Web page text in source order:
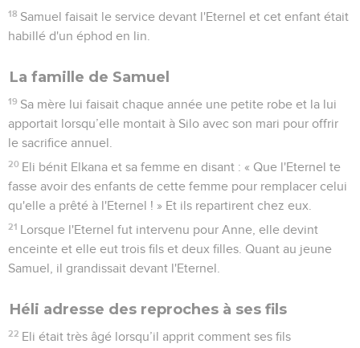
18 Samuel faisait le service devant l'Eternel et cet enfant était
habillé d'un éphod en lin.
La famille de Samuel
19 Sa mère lui faisait chaque année une petite robe et la lui
apportait lorsqu’elle montait à Silo avec son mari pour offrir
le sacrifice annuel.
20 Eli bénit Elkana et sa femme en disant : « Que l'Eternel te
fasse avoir des enfants de cette femme pour remplacer celui
qu'elle a prêté à l'Eternel ! » Et ils repartirent chez eux.
21 Lorsque l'Eternel fut intervenu pour Anne, elle devint
enceinte et elle eut trois fils et deux filles. Quant au jeune
Samuel, il grandissait devant l'Eternel.
Héli adresse des reproches à ses fils
22 Eli était très âgé lorsqu’il apprit comment ses fils